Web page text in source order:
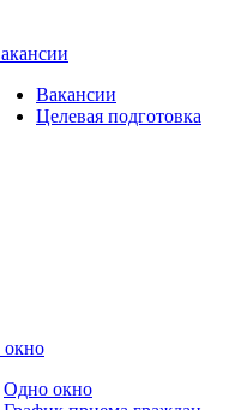
Вакансии
Целевая подготовка
Одно окно